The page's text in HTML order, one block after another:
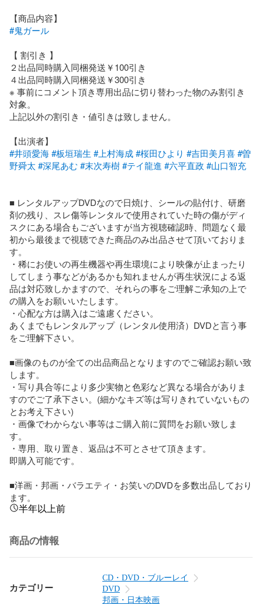
#鬼ガール
【 割引き 】
２出品同時購入同梱発送￥100引き
４出品同時購入同梱発送￥300引き
※ 事前にコメント頂き専用出品に切り替わった物のみ割引き
対象。
上記以外の割引き・値引きは致しません。
#井頭愛海#板垣瑞生 #上村海成#桜田ひより #吉田美月喜#曽
野舜太 #深尾あむ #末次寿樹#テイ龍進 #六平直政 #山口智充
■ レンタルアップDVDなので日焼け、シールの貼付け、研磨
剤の残り、スレ傷等レンタルで使用されていた時の傷がディ
スクにある場合もございますが当方視聴確認時、問題なく最
初から最後まで視聴できた商品のみ出品させて頂いておりま
す。
・稀にお使いの再生機器や再生環境により映像が止まったり
してしまう事などがあるかも知れませんが再生状況による返
品は対応致しかますので、それらの事をご理解ご承知の上で
の購入をお願いいたします。
・心配な方は購入はご遠慮ください。
あくまでもレンタルアップ（レンタル使用済）DVDと言う事
をご理解下さい。
■画像のものが全ての出品商品となりますのでご確認お願い致
します。
・写り具合等により多少実物と色彩など異なる場合がありま
すのでご了承下さい。(細かなキズ等は写りきれていないもの
とお考え下さい)
・画像でわからない事等はご購入前に質問をお願い致しま
す。
・専用、取り置き、返品は不可とさせて頂きます。
即購入可能です。
■洋画・邦画・バラエティ・お笑いのDVDを多数出品しており
ます。
半年以上前
商品の情報
カテゴリー
CD・DVD・ブルーレイ
DVD
邦画・日本映画